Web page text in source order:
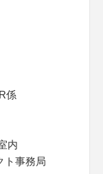
係
内
ト事務局